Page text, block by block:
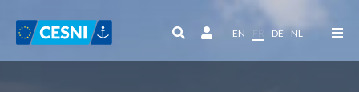
EN FR DE NL